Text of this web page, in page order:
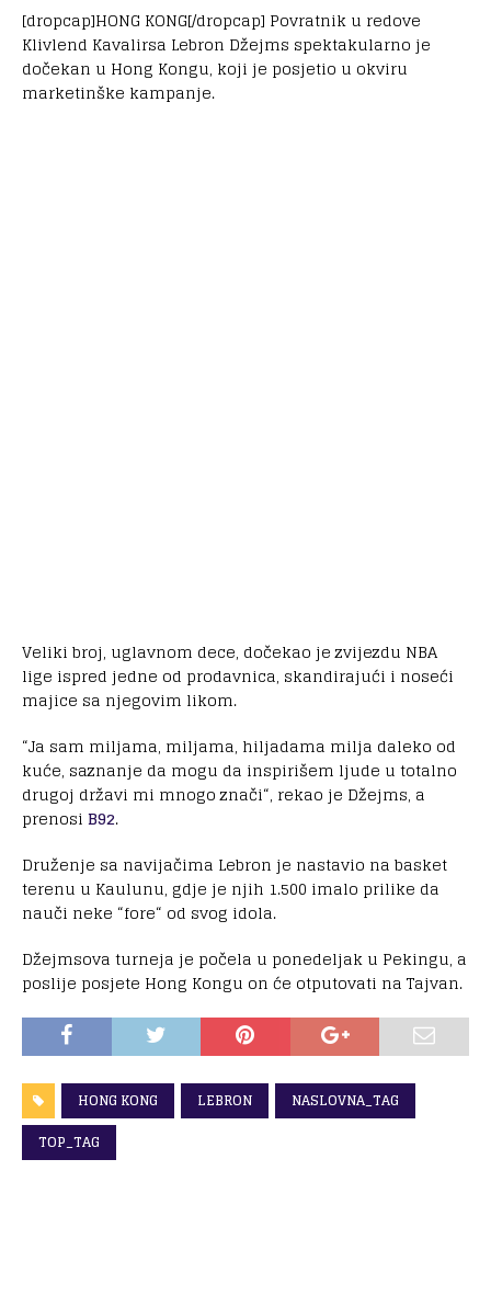
[dropcap]HONG KONG[/dropcap] Povratnik u redove
Klivlend Kavalirsa Lebron Džejms spektakularno je
dočekan u Hong Kongu, koji je posjetio u okviru
marketinške kampanje.
Veliki broj, uglavnom dece, dočekao je zvijezdu NBA
lige ispred jedne od prodavnica, skandirajući i noseći
majice sa njegovim likom.
“Ja sam miljama, miljama, hiljadama milja daleko od
kuće, saznanje da mogu da inspirišem ljude u totalno
drugoj državi mi mnogo znači“, rekao je Džejms, a
prenosi B92.
Druženje sa navijačima Lebron je nastavio na basket
terenu u Kaulunu, gdje je njih 1.500 imalo prilike da
nauči neke “fore“ od svog idola.
Džejmsova turneja je počela u ponedeljak u Pekingu, a
poslije posjete Hong Kongu on će otputovati na Tajvan.
HONG KONG LEBRON
NASLOVNA_TAG
TOP_TAG